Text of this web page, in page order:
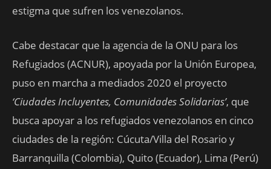
estigma que sufren los venezolanos.
Cabe destacar que la agencia de la ONU para los
Refugiados (ACNUR), apoyada por la Unión Europea,
puso en marcha a mediados 2020 el proyecto
‘Ciudades Incluyentes, Comunidades Solidarias’, que
busca apoyar a los refugiados venezolanos en cinco
ciudades de la región: Cúcuta/Villa del Rosario y
Barranquilla (Colombia), Quito (Ecuador), Lima (Perú)